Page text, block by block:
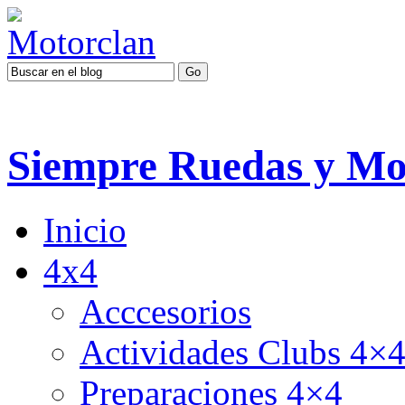
Siempre Ruedas y
Inicio
4x4
Acccesorios
Actividades Clubs 4×4
Preparaciones 4×4